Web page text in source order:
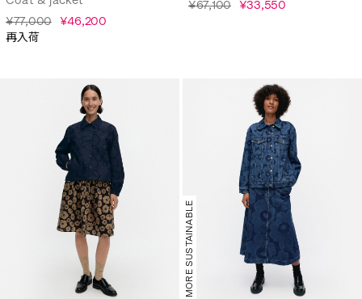
¥77,000 ¥46,200
再入荷
¥67,100 ¥33,550
MORE SUSTAINABLE